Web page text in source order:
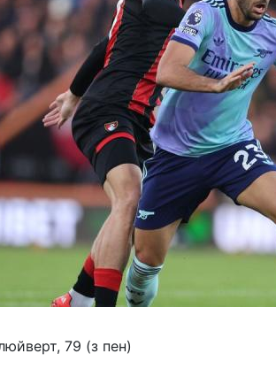
79 (з пен)